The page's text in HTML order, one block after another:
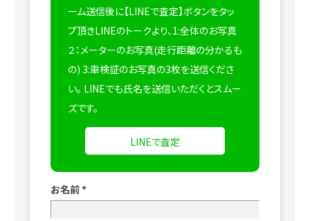
ーム送信後に【LINEで査定】ボタンをタッ
プ頂きLINEのトークより、1:全体のお写真
２：メーターのお写真(走行距離の分かるも
の) 3:車検証のお写真の3枚を送信くださ
い。 LINEでも氏名を送信いただくとスムー
ズです。
LINEで査定
お名前 *